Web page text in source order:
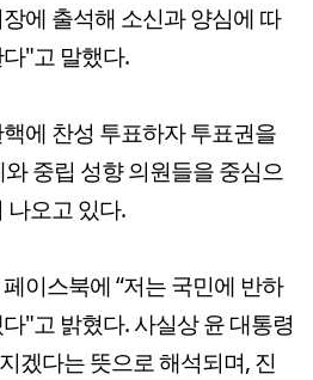
에 출석해 소신과 양심에 따
"고 말했다.
에 찬성 투표하자 투표권을
중립 성향 의원들을 중심으
나오고 있다.
이스북에 “저는 국민에 반하
"고 밝혔다. 사실상 윤 대통령
겠다는 뜻으로 해석되며, 진